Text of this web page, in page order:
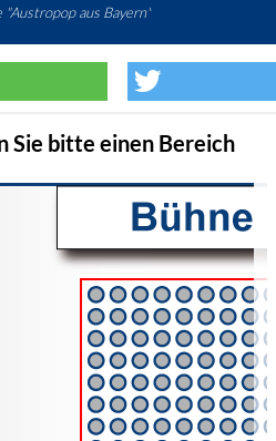
"Austropop aus Bayern"
Sie bitte einen Bereich